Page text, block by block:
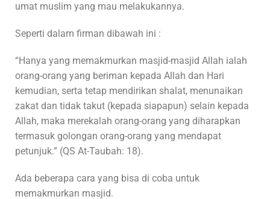
umat muslim yang mau melakukannya.
Seperti dalam firman dibawah ini :
“Hanya yang memakmurkan masjid-masjid Allah ialah
orang-orang yang beriman kepada Allah dan Hari
kemudian, serta tetap mendirikan shalat, menunaikan
zakat dan tidak takut (kepada siapapun) selain kepada
Allah, maka merekalah orang-orang yang diharapkan
termasuk golongan orang-orang yang mendapat
petunjuk.” (QS At-Taubah: 18).
Ada beberapa cara yang bisa di coba untuk
memakmurkan masjid.